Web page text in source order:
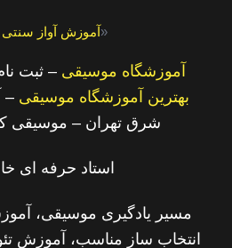
« آموزش آواز سنتی
آموزشگاه موسیقی – ثبت
بهترین آموزشگاه موسیقی –
شرق تهران – موسیقی
استاد حرفه ای
مسیر یادگیری موسیقی،
انتخاب ساز مناسب، آموزش